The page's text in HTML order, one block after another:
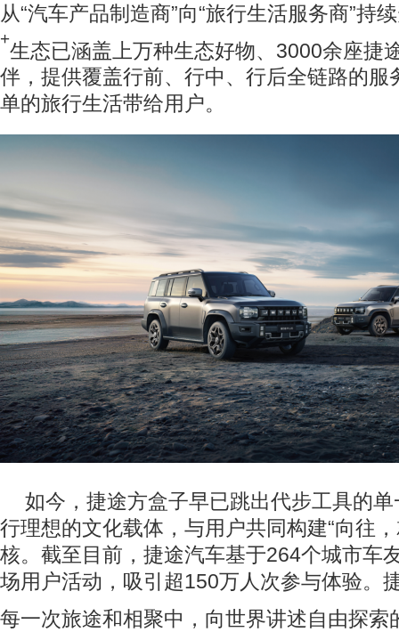
从“汽车产品制造商”向“旅行生活服务商”持
+生态已涵盖上万种生态好物、3000余座捷
伴，提供覆盖行前、行中、行后全链路的服
单的旅行生活带给用户。
如今，捷途方盒子早已跳出代步工具的
行理想的文化载体，与用户共同构建“向往
核。截至目前，捷途汽车基于264个城市车
场用户活动，吸引超150万人次参与体验。
每一次旅途和相聚中，向世界讲述自由探索